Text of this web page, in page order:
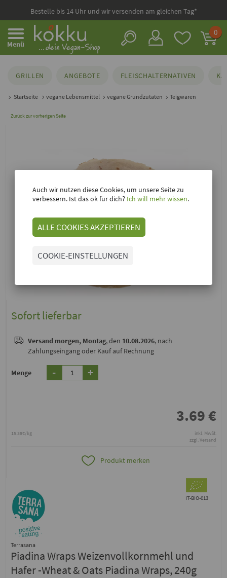
Bestelle bis 14 Uhr und wir versenden am gleichen Tag*
Menü
0
GRILLEN ANGEBOTE FLEISCHALTERNATIVEN
Startseite vegane Lebensmittel vegane Grundzutaten Teigwaren
Zurück zur vorherigen Seite
Sofort lieferbar
Versand morgen, Montag, den 10.08.2026, nach
Zahlungseingang oder Kauf auf Rechnung
Menge - +
3.69€
15.38€/kg
inkl. MwSt.
zzgl. Versand
Produkt merken
IT-BIO-013
Terrasana
Piadina Wraps Weizenvollkornmehl und
Hafer -Wheat & Oats Piadina Wraps, 240g
Auch wir nutzen diese Cookies, um unsere Seite zu
verbessern. Ist das ok für dich? Ich will mehr wissen.
ALLE COOKIES AKZEPTIEREN
COOKIE-EINSTELLUNGEN